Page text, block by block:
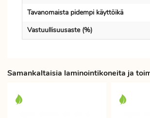
Tavanomaista pidempi käyttöikä
Vastuullisuusaste (%)
Samankaltaisia laminointikoneita ja